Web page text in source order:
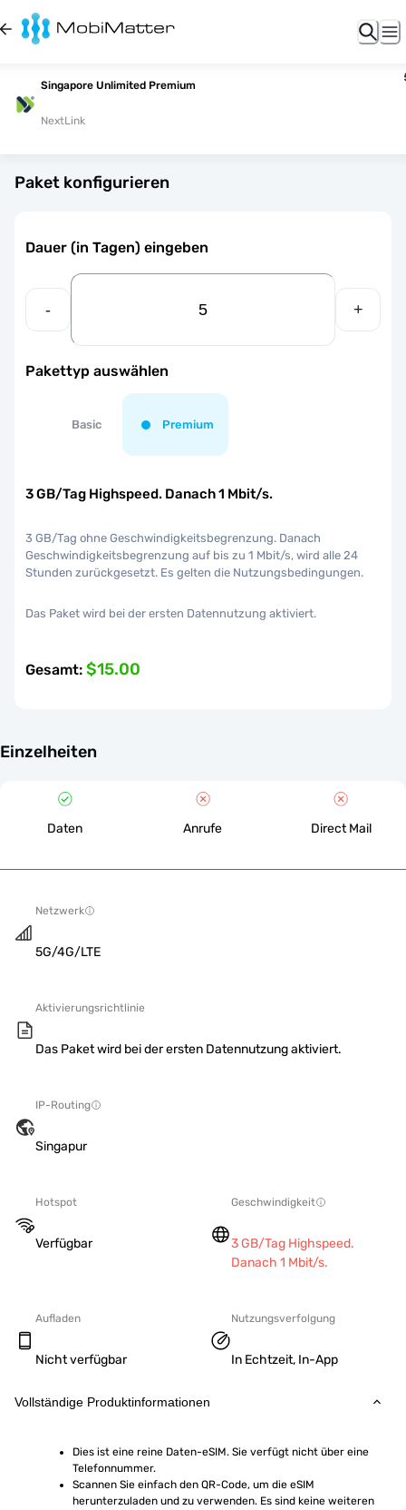
Singapore Unlimited Premium
NextLink
Paket konfigurieren
Dauer (in Tagen) eingeben
- +
Pakettyp auswählen
Basic Premium
3 GB/Tag Highspeed. Danach 1 Mbit/s.
3 GB/Tag ohne Geschwindigkeitsbegrenzung. Danach
Geschwindigkeitsbegrenzung auf bis zu 1 Mbit/s, wird alle 24
Stunden zurückgesetzt. Es gelten die Nutzungsbedingungen.
Das Paket wird bei der ersten Datennutzung aktiviert.
Gesamt: $15.00
Einzelheiten
Daten Anrufe Direct Mail
Netzwerk
5G/4G/LTE
Aktivierungsrichtlinie
Das Paket wird bei der ersten Datennutzung aktiviert.
IP-Routing
Singapur
Hotspot
Verfügbar
Geschwindigkeit
3 GB/Tag Highspeed.
Danach 1 Mbit/s.
Aufladen
Nicht verfügbar
Nutzungsverfolgung
In Echtzeit, In-App
Vollständige Produktinformationen
Dies ist eine reine Daten-eSIM. Sie verfügt nicht über eine
Telefonnummer.
Scannen Sie einfach den QR-Code, um die eSIM
herunterzuladen und zu verwenden. Es sind keine weiteren